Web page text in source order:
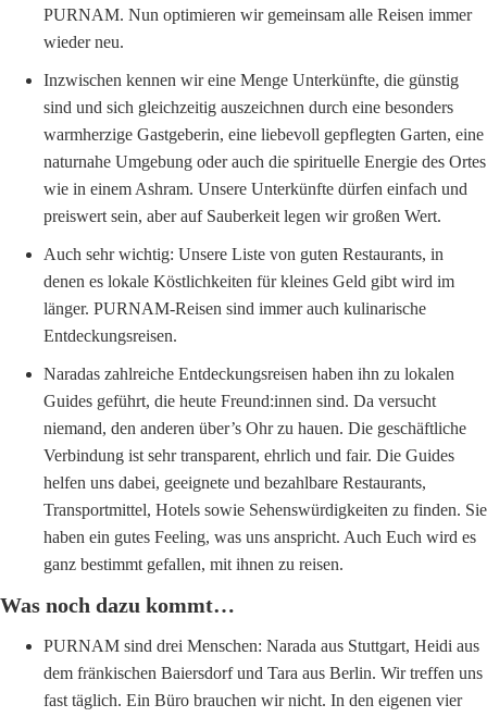
PURNAM. Nun optimieren wir gemeinsam alle Reisen immer
wieder neu.
Inzwischen kennen wir eine Menge Unterkünfte, die günstig
sind und sich gleichzeitig auszeichnen durch eine besonders
warmherzige Gastgeberin, eine liebevoll gepflegten Garten, eine
naturnahe Umgebung oder auch die spirituelle Energie des Ortes
wie in einem Ashram. Unsere Unterkünfte dürfen einfach und
preiswert sein, aber auf Sauberkeit legen wir großen Wert.
Auch sehr wichtig: Unsere Liste von guten Restaurants, in
denen es lokale Köstlichkeiten für kleines Geld gibt wird im
länger. PURNAM-Reisen sind immer auch kulinarische
Entdeckungsreisen.
Naradas zahlreiche Entdeckungsreisen haben ihn zu lokalen
Guides geführt, die heute Freund:innen sind. Da versucht
niemand, den anderen über’s Ohr zu hauen. Die geschäftliche
Verbindung ist sehr transparent, ehrlich und fair. Die Guides
helfen uns dabei, geeignete und bezahlbare Restaurants,
Transportmittel, Hotels sowie Sehenswürdigkeiten zu finden. Sie
haben ein gutes Feeling, was uns anspricht. Auch Euch wird es
ganz bestimmt gefallen, mit ihnen zu reisen.
Was noch dazu kommt…
PURNAM sind drei Menschen: Narada aus Stuttgart, Heidi aus
dem fränkischen Baiersdorf und Tara aus Berlin. Wir treffen uns
fast täglich. Ein Büro brauchen wir nicht. In den eigenen vier